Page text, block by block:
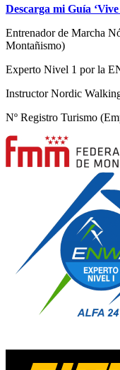
Descarga mi Guía
Entrenador de Marcha
Montañismo)
Experto Nivel 1 por la
Instructor Nordic
Nº Registro Turismo